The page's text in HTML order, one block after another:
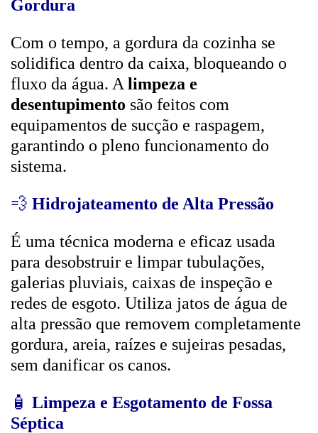
Gordura
Com o tempo, a gordura da cozinha se
solidifica dentro da caixa, bloqueando o
fluxo da água. A limpeza e
desentupimento são feitos com
equipamentos de sucção e raspagem,
garantindo o pleno funcionamento do
sistema.
💨 Hidrojateamento de Alta Pressão
É uma técnica moderna e eficaz usada
para desobstruir e limpar tubulações,
galerias pluviais, caixas de inspeção e
redes de esgoto. Utiliza jatos de água de
alta pressão que removem completamente
gordura, areia, raízes e sujeiras pesadas,
sem danificar os canos.
🧴 Limpeza e Esgotamento de Fossa
Séptica